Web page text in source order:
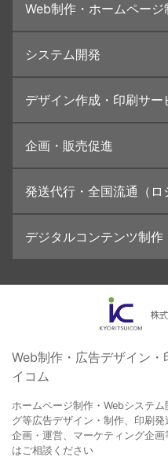
Web制作・ホームページ
ランディングページ制作
インターネット広告代行
UI・UXデザイン設計
システム開発
デザイン作成・印刷サー
カタログデザインの制作・印刷
学校・会社案内パンフレット制
高精細印刷（スブリマ印刷）
社内報
名刺
一般印刷 （オンデマンド・オフ
ユニバーサル・コミュニケーショ
企画・販売促進
ブランディング戦略
コンテンツ制作
採用プロモーション
発送代行・全国流通（ロ
デジタルコンテンツ制
イラスト・キャラクター制作
ロゴデザイン・CI設計
コピー・ライティング
電子ブック制作
自社メディア
Web制作・広告デザイン
イコム
ホームページ制作・Webシステ
グ等広告デザイン・制作、印刷
企画・運営、マーケティング企
はご相談ください